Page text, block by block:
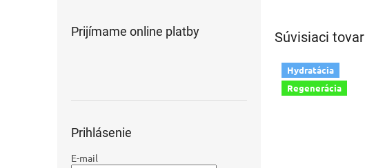
Prijímame online platby
Prihlásenie
E-mail
Súvisiaci tovar
Hydratácia
Regenerácia